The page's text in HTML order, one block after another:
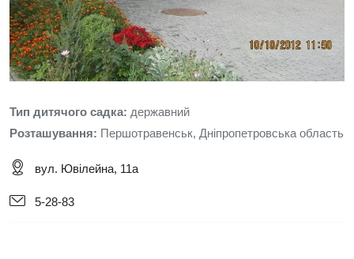
Тип дитячого садка: державний
Розташування: Першотравенськ, Дніпропетровська область
вул. Ювілейна, 11а
5-28-83